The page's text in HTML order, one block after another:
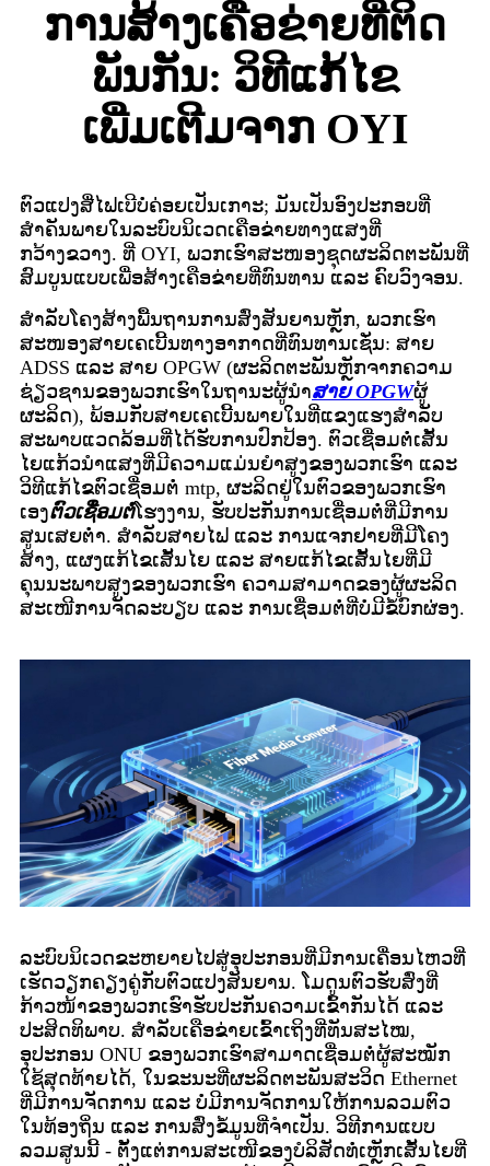
ການສ້າງເຄືອຂ່າຍທີ່ຕິດ
ພັນກັນ: ວິທີແກ້ໄຂ
ເພີ່ມເຕີມຈາກ OYI
ຕົວແປງສື່ໄຟເບີບໍ່ຄ່ອຍເປັນເກາະ; ມັນເປັນອົງປະກອບທີ່
ສຳຄັນພາຍໃນລະບົບນິເວດເຄືອຂ່າຍທາງແສງທີ່
ກວ້າງຂວາງ. ທີ່ OYI, ພວກເຮົາສະໜອງຊຸດຜະລິດຕະພັນທີ່
ສົມບູນແບບເພື່ອສ້າງເຄືອຂ່າຍທີ່ທົນທານ ແລະ ຄົບວົງຈອນ.
ສຳລັບໂຄງສ້າງພື້ນຖານການສົ່ງສັນຍານຫຼັກ, ພວກເຮົາ
ສະໜອງສາຍເຄເບີ້ນທາງອາກາດທີ່ທົນທານເຊັ່ນ: ສາຍ
ADSS ແລະ ສາຍ OPGW (ຜະລິດຕະພັນຫຼັກຈາກຄວາມ
ຊ່ຽວຊານຂອງພວກເຮົາໃນຖານະຜູ້ນຳສາຍ OPGWຜູ້
ຜະລິດ), ພ້ອມກັບສາຍເຄເບີ້ນພາຍໃນທີ່ແຂງແຮງສຳລັບ
ສະພາບແວດລ້ອມທີ່ໄດ້ຮັບການປົກປ້ອງ. ຕົວເຊື່ອມຕໍ່ເສັ້ນ
ໄຍແກ້ວນຳແສງທີ່ມີຄວາມແມ່ນຍໍາສູງຂອງພວກເຮົາ ແລະ
ວິທີແກ້ໄຂຕົວເຊື່ອມຕໍ່ mtp, ຜະລິດຢູ່ໃນຕົວຂອງພວກເຮົາ
ເອງຕົວເຊື່ອມຕໍ່ໂຮງງານ, ຮັບປະກັນການເຊື່ອມຕໍ່ທີ່ມີການ
ສູນເສຍຕໍ່າ. ສຳລັບສາຍໄຟ ແລະ ການແຈກຢາຍທີ່ມີໂຄງ
ສ້າງ, ແຜງແກ້ໄຂເສັ້ນໄຍ ແລະ ສາຍແກ້ໄຂເສັ້ນໄຍທີ່ມີ
ຄຸນນະພາບສູງຂອງພວກເຮົາ ຄວາມສາມາດຂອງຜູ້ຜະລິດ
ສະເໜີການຈັດລະບຽບ ແລະ ການເຊື່ອມຕໍ່ທີ່ບໍ່ມີຂໍ້ບົກຜ່ອງ.
ລະບົບນິເວດຂະຫຍາຍໄປສູ່ອຸປະກອນທີ່ມີການເຄື່ອນໄຫວທີ່
ເຮັດວຽກຄຽງຄູ່ກັບຕົວແປງສັນຍານ. ໂມດູນຕົວຮັບສົ່ງທີ່
ກ້າວໜ້າຂອງພວກເຮົາຮັບປະກັນຄວາມເຂົ້າກັນໄດ້ ແລະ
ປະສິດທິພາບ. ສຳລັບເຄືອຂ່າຍເຂົ້າເຖິງທີ່ທັນສະໄໝ,
ອຸປະກອນ ONU ຂອງພວກເຮົາສາມາດເຊື່ອມຕໍ່ຜູ້ສະໝັກ
ໃຊ້ສຸດທ້າຍໄດ້, ໃນຂະນະທີ່ຜະລິດຕະພັນສະວິດ Ethernet
ທີ່ມີການຈັດການ ແລະ ບໍ່ມີການຈັດການໃຫ້ການລວມຕົວ
ໃນທ້ອງຖິ່ນ ແລະ ການສົ່ງຂໍ້ມູນທີ່ຈໍາເປັນ. ວິທີການແບບ
ລວມສູນນີ້ - ຕັ້ງແຕ່ການສະເໜີຂອງບໍລິສັດທໍ່ເຫຼັກເສັ້ນໄຍທີ່